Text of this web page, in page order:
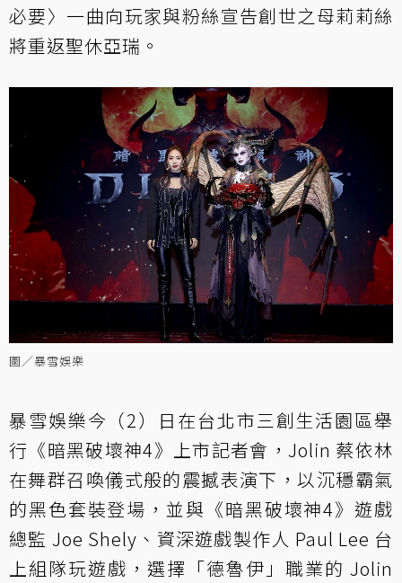
必要〉一曲向玩家與粉絲宣告創世之母莉莉絲
將重返聖休亞瑞。
圖／暴雪娛樂
暴雪娛樂今（2）日在台北市三創生活園區舉
行《暗黑破壞神4》上市記者會，Jolin 蔡依林
在舞群召喚儀式般的震撼表演下，以沉穩霸氣
的黑色套裝登場，並與《暗黑破壞神4》遊戲
總監 Joe Shely、資深遊戲製作人 Paul Lee 台
上組隊玩遊戲，選擇「德魯伊」職業的 Jolin